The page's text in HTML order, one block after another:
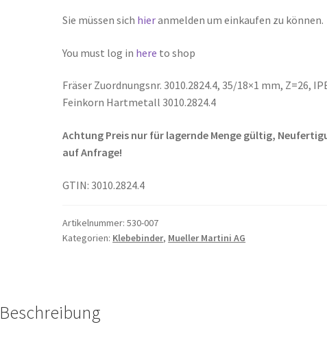
Sie müssen sich hieranmelden um einkaufen zu können.
You must log in here to shop
Fräser Zuordnungsnr. 3010.2824.4, 35/18×1 mm, Z=26,
Feinkorn Hartmetall 3010.2824.4
Achtung Preis nur für lagernde Menge gültig,
auf Anfrage!
GTIN: 3010.2824.4
Artikelnummer:530-007
Kategorien: Klebebinder, Mueller Martini AG
Beschreibung